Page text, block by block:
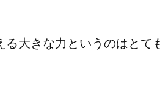
大きな力というのはとて